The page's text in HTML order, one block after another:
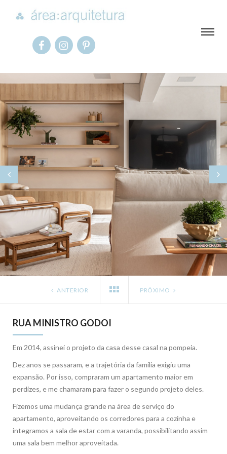
ANTERIOR PRÓXIMO
RUA MINISTRO GODOI
Em 2014, assinei o projeto da casa desse casal na pompeia.
Dez anos se passaram, e a trajetória da família exigiu uma
expansão. Por isso, compraram um apartamento maior em
perdizes, e me chamaram para fazer o segundo projeto deles.
Fizemos uma mudança grande na área de serviço do
apartamento, aproveitando os corredores para a cozinha e
integramos a sala de estar com a varanda, possibilitando assim
uma sala bem melhor aproveitada.